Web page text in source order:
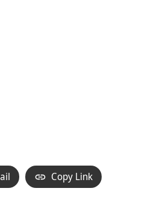
Copy Link